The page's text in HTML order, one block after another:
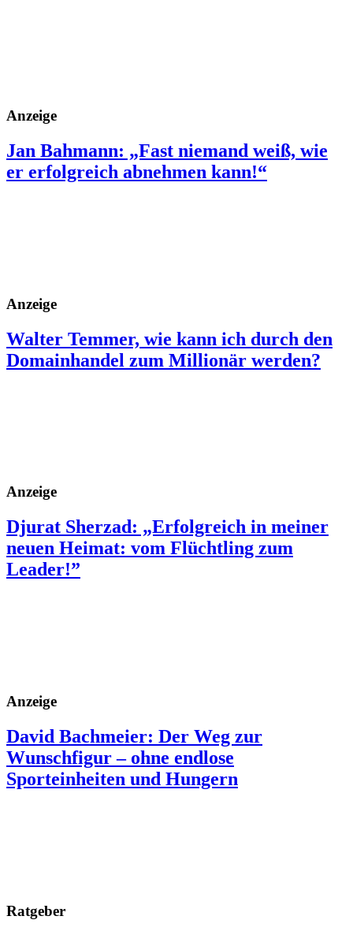
Anzeige
Jan Bahmann: „Fast niemand weiß, wie
er erfolgreich abnehmen kann!“
Anzeige
Walter Temmer, wie kann ich durch den
Domainhandel zum Millionär werden?
Anzeige
Djurat Sherzad: „Erfolgreich in meiner
neuen Heimat: vom Flüchtling zum
Leader!”
Anzeige
David Bachmeier: Der Weg zur
Wunschfigur – ohne endlose
Sporteinheiten und Hungern
Ratgeber